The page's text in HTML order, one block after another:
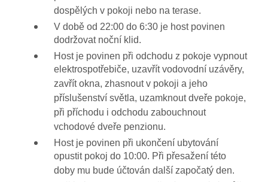
dospělých v pokoji nebo na terase.
V době od 22:00 do 6:30 je host povinen
dodržovat noční klid.
Host je povinen při odchodu z pokoje vypnout
elektrospotřebiče, uzavřít vodovodní uzávěry,
zavřít okna, zhasnout v pokoji a jeho
příslušenství světla, uzamknout dveře pokoje,
při příchodu i odchodu zabouchnout
vchodové dveře penzionu.
Host je povinen při ukončení ubytování
opustit pokoj do 10:00. Při přesažení této
doby mu bude účtován další započatý den.